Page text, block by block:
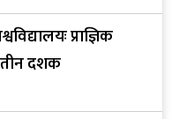
प्राज्ञिक
तीन दशक